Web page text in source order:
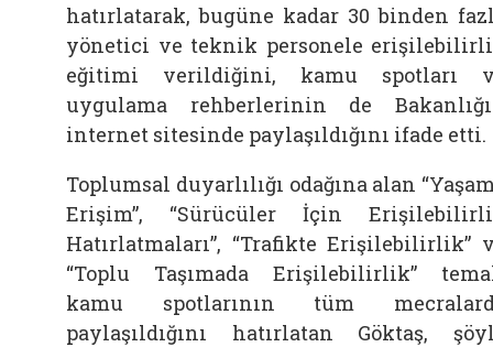
hatırlatarak, bugüne kadar 30 binden
yönetici ve teknik personele
eğitimi verildiğini, kamu spotları
uygulama rehberlerinin de
internet sitesinde paylaşıldığını ifade etti.
Toplumsal duyarlılığı odağına alan
Erişim”, “Sürücüler İçin
Hatırlatmaları”, “Trafikte Erişilebilirlik”
“Toplu Taşımada Erişilebilirlik”
kamu spotlarının tüm
paylaşıldığını hatırlatan Göktaş,